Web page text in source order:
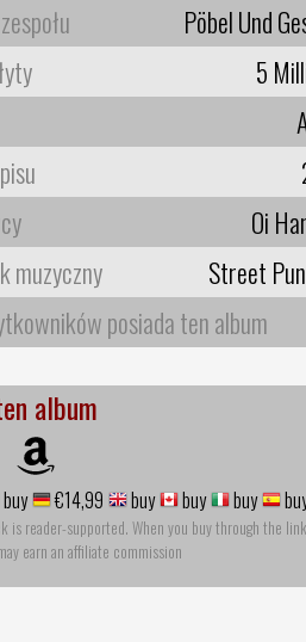
Pöbel Und
5
Oi
muzyczny
Street
posiada ten album
album
buy €14,99 buy buy buy
is reader-supported. When you buy through the
earn an affiliate commission